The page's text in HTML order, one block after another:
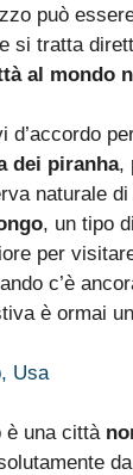
può
si tratta
al mondo
d’accordo
dei piranha,
naturale di
, un tipo
per
c’è
è ormai
Usa
è una città